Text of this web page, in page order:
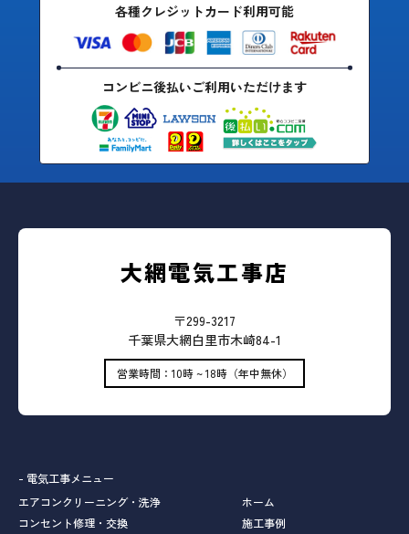
各種クレジットカード利用可能
コンビニ後払いご利用いただけます
大網電気工事店
〒299-3217
千葉県大網白里市木崎84-1
営業時間：10時 ~ 18時（年中無休）
- 電気工事メニュー
エアコンクリーニング・洗浄
コンセント修理・交換
ホーム
施工事例